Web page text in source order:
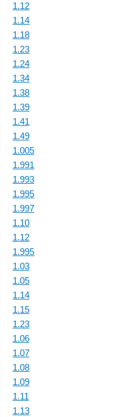
1.12
1.14
1.18
1.23
1.24
1.34
1.38
1.39
1.41
1.49
1.005
1.991
1.993
1.995
1.997
1.10
1.12
1.995
1.03
1.05
1.14
1.15
1.23
1.06
1.07
1.08
1.09
1.11
1.13